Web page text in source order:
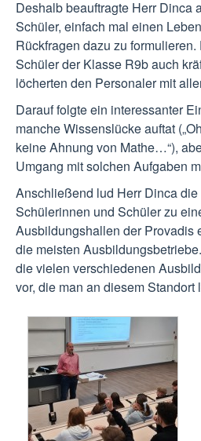
Deshalb beauftragte Herr Dinca
Schüler, einfach mal einen
Rückfragen dazu zu
Schüler der Klasse R9b auch
löcherten den Personaler mit
Darauf folgte ein interessanter
manche Wissenslücke auftat
keine Ahnung von Mathe…“),
Umgang mit solchen Aufgaben
Anschließend lud Herr Dinca
Schülerinnen und Schüler zu
Ausbildungshallen der Provadis
die meisten
die vielen verschiedenen
vor, die man an diesem Standort